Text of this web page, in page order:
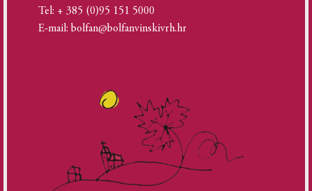
Tel: + 385 (0)95 151 5000
E-mail: bolfan@bolfanvinskivrh.hr